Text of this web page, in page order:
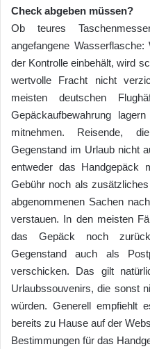
Check abgeben müssen?
Ob teures
angefangene
der Kontrolle einbehält, wird
wertvolle Fracht nicht
meisten deutschen
Gepäckaufbewahrung
mitnehmen. Reisende,
Gegenstand im Urlaub nicht
entweder das Handgepäck
Gebühr noch als
abgenommenen Sachen
verstauen. In den meisten
das Gepäck noch
Gegenstand auch als
verschicken. Das gilt
Urlaubssouvenirs, die sonst
würden. Generell empfiehlt
bereits zu Hause auf der
Bestimmungen für das